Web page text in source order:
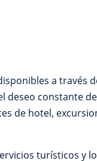
a través
deseo constante
de hotel,
turísticos y